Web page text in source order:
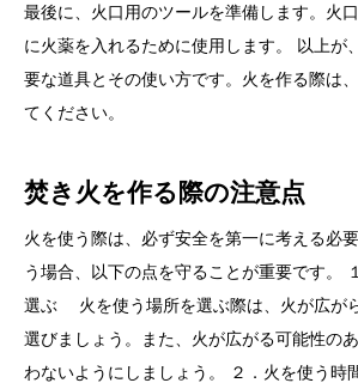
最後に、火口用のツールを準備します。火
に火薬を入れるために使用します。 以上が
要な道具とその使い方です。火を作る際は
てください。
焚き火を作る際の注意点
火を使う際は、必ず安全を第一に考える必
う場合、以下の点を守ることが重要です。
選ぶ 火を使う場所を選ぶ際は、火が広が
選びましょう。また、火が広がる可能性の
わないようにしましょう。 ２．火を使う